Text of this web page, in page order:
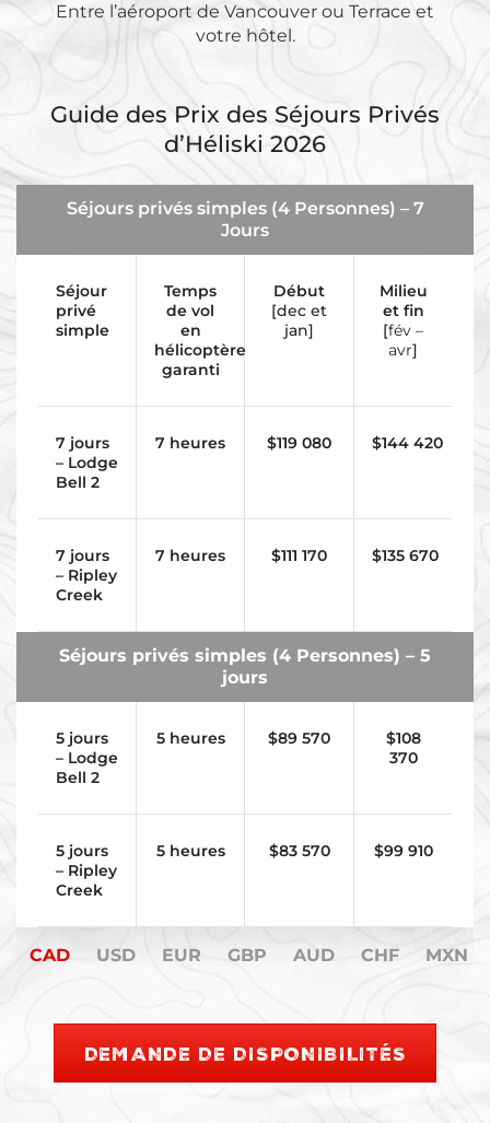
Entre l’aéroport de Vancouver ou Terrace et
votre hôtel.
Guide des Prix des Séjours Privés
d’Héliski 2026
Séjours privés simples (4 Personnes) – 7
Jours
Séjour
privé
simple
Temps
de vol
en
hélicoptère
garanti
Début
[dec et
jan]
Milieu
et fin
[fév –
avr]
7 jours
– Lodge
Bell 2
7 heures $119 080 $144 420
7 jours
– Ripley
Creek
7 heures $111 170 $135 670
Séjours privés simples (4 Personnes) – 5
jours
5 jours
– Lodge
Bell 2
5 heures $89 570
$108
370
5 jours
– Ripley
Creek
5 heures $83 570 $99 910
CAD USD EUR GBP AUD CHF MXN
DEMANDE DE DISPONIBILITÉS